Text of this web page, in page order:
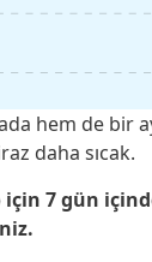
hem de
daha sıcak.
için 7 gün